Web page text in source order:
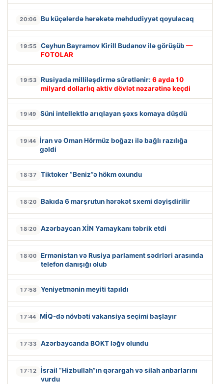
20:06 Bu küçələrdə hərəkətə məhdudiyyət qoyulacaq
19:55 Ceyhun Bayramov Kirill Budanov ilə görüşüb —
FOTOLAR
19:53 Rusiyada milliləşdirmə sürətlənir: 6 ayda 10
milyard dollarlıq aktiv dövlət nəzarətinə keçdi
19:49 Süni intellektlə arıqlayan şəxs komaya düşdü
19:44 İran və Oman Hörmüz boğazı ilə bağlı razılığa
gəldi
18:37 Tiktoker “Beniz”ə hökm oxundu
18:20 Bakıda 6 marşrutun hərəkət sxemi dəyişdirilir
18:20 Azərbaycan XİN Yamaykanı təbrik etdi
18:00
Ermənistan və Rusiya parlament sədrləri arasında
telefon danışığı olub
17:58 Yeniyetmənin meyiti tapıldı
17:44 MİQ-də növbəti vakansiya seçimi başlayır
17:33 Azərbaycanda BOKT ləğv olundu
17:12
İsrail “Hizbullah”ın qərargah və silah anbarlarını
vurdu